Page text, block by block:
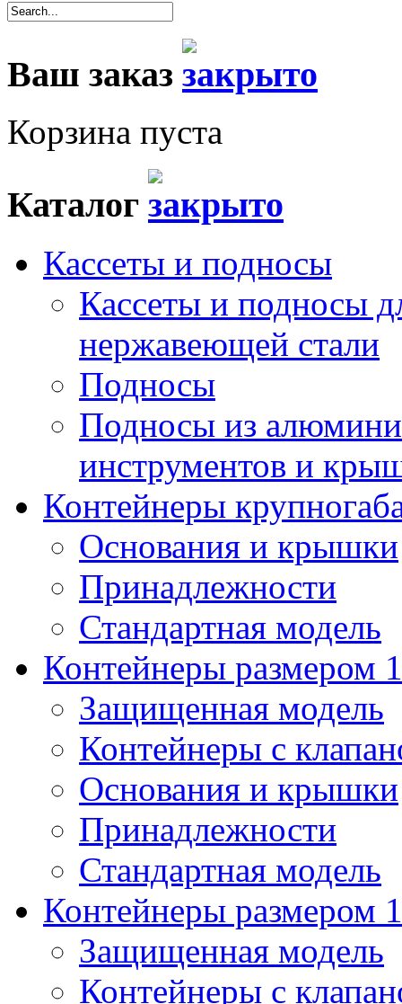
Ваш заказ
Корзина пуста
Каталог
Кассеты и подносы
Кассеты и подносы
нержавеющей стали
Подносы
Подносы из
инструментов и
Контейнеры
Основания и крышки
Принадлежности
Стандартная модель
Контейнеры размером
Защищенная модель
Контейнеры с
Основания и крышки
Принадлежности
Стандартная модель
Контейнеры размером
Защищенная модель
Контейнеры с